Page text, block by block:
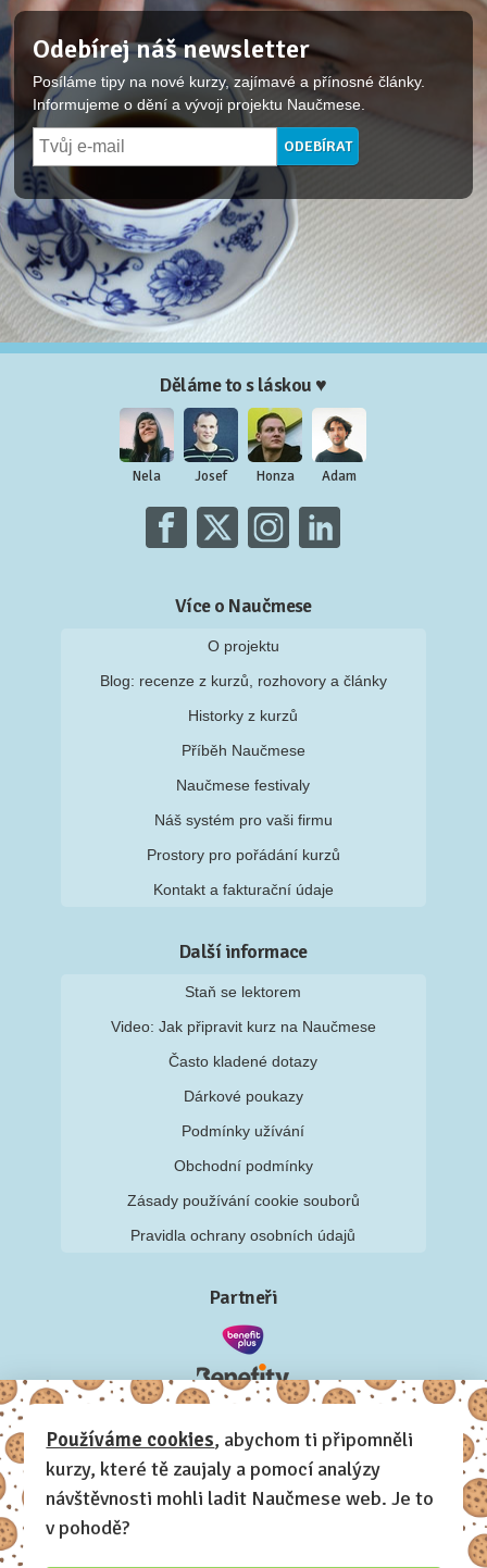
Odebírej náš newsletter
Posíláme tipy na nové kurzy, zajímavé a přínosné články.
Informujeme o dění a vývoji projektu Naučmese.
Děláme to s láskou ♥
Nela Josef Honza Adam
Více o Naučmese
O projektu
Blog: recenze z kurzů, rozhovory a články
Historky z kurzů
Příběh Naučmese
Naučmese festivaly
Náš systém pro vaši firmu
Prostory pro pořádání kurzů
Kontakt a fakturační údaje
Další informace
Staň se lektorem
Video: Jak připravit kurz na Naučmese
Často kladené dotazy
Dárkové poukazy
Podmínky užívání
Obchodní podmínky
Zásady používání cookie souborů
Pravidla ochrany osobních údajů
Partneři
Používáme cookies, abychom ti připomněli
kurzy, které tě zaujaly a pomocí analýzy
návštěvnosti mohli ladit Naučmese web. Je to
v pohodě?